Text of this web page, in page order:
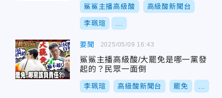
鯊鯊主播高級酸 高級酸新聞台
李珮瑄
要聞
鯊鯊主播高級酸/大罷免是哪一黨發
起的？民眾一面倒
李珮瑄 高級酸新聞台 罷免
2025/05/09 16:43